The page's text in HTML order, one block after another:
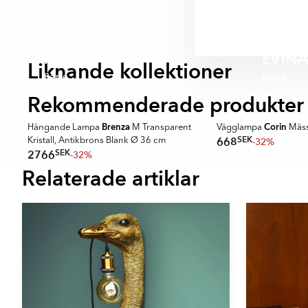
moderna, stilrena
arbetar
Liknande kollektioner
Serie
MUTRIA
Serie
Rekommenderade produkter
Hängande Lampa BrenzaM Transparent
Kristall, Antikbrons Blank Ø 36 cm
2766SEK-32%
Vägglampa Corin
668SEK-32%
Item
1
Relaterade artiklar